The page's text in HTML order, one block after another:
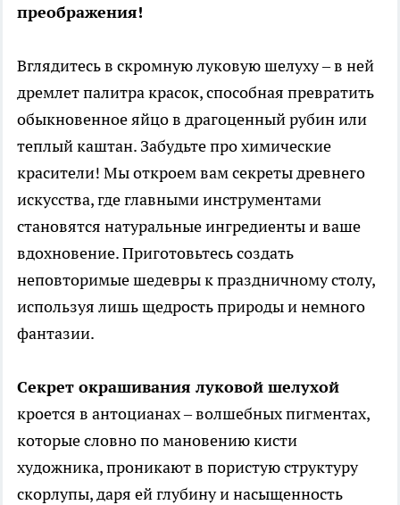
преображения!
Вглядитесь в скромную луковую шелуху – в ней
дремлет палитра красок, способная превратить
обыкновенное яйцо в драгоценный рубин или
теплый каштан. Забудьте про химические
красители! Мы откроем вам секреты древнего
искусства, где главными инструментами
становятся натуральные ингредиенты и ваше
вдохновение. Приготовьтесь создать
неповторимые шедевры к праздничному столу,
используя лишь щедрость природы и немного
фантазии.
Секрет окрашивания луковой шелухой
кроется в антоцианах – волшебных пигментах,
которые словно по мановению кисти
художника, проникают в пористую структуру
скорлупы, даря ей глубину и насыщенность